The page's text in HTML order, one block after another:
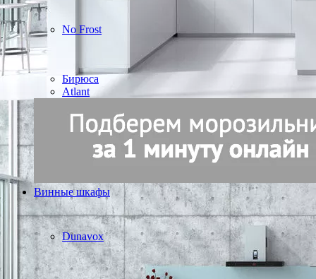
No Frost
Бирюса
Atlant
Винные шкафы
Dunavox